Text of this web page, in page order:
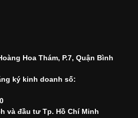
Hoa Thám, P.7, Quận Bình
ký kinh doanh số:
và đầu tư Tp. Hồ Chí Minh